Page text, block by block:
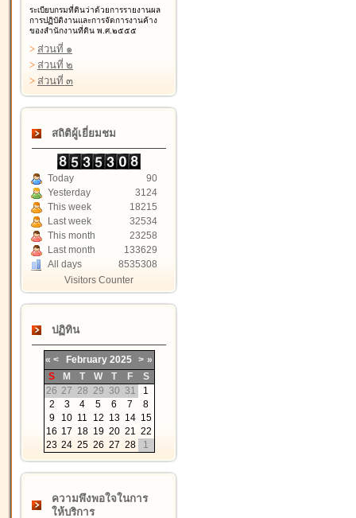
ระเบียบกรมที่ดินว่าด้วยการรายงานผล
การปฏิบัติงานและการจัดการงานค้าง
ของสำนักงานที่ดิน พ.ศ.๒๕๕๕
> ส่วนที่ ๑
> ส่วนที่ ๒
> ส่วนที่ ๓
สถิติผู้เยี่ยมชม
Today
90
Yesterday
3124
This week
18215
Last week
32534
This month
23258
Last month
133629
All days
8535308
Visitors Counter
ปฏิทิน
« < February 2025 > »
S
M T W T F
S
26 27 28 29 30 31
1
2
3 4 5 6 7
8
9
10 11 12 13 14 15
16 17 18 19 20 21 22
23 24 25 26 27 28 1
ความพึงพอใจในการ
ให้บริการ